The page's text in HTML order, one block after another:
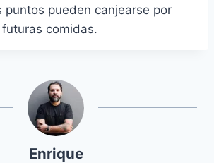
puntos pueden canjearse por
comidas.
Enrique